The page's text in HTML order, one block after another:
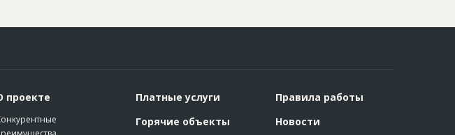
проекте
Платные услуги
Горячие объекты
Правила работы
Новости